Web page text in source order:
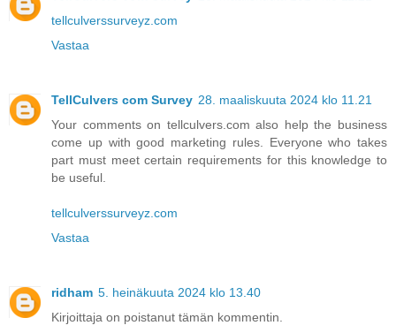
tellculverssurveyz.com
Vastaa
TellCulvers com Survey 28. maaliskuuta 2024 klo 11.21
Your comments on tellculvers.com also help the business
come up with good marketing rules. Everyone who takes
part must meet certain requirements for this knowledge to
be useful.
tellculverssurveyz.com
Vastaa
ridham 5. heinäkuuta 2024 klo 13.40
Kirjoittaja on poistanut tämän kommentin.